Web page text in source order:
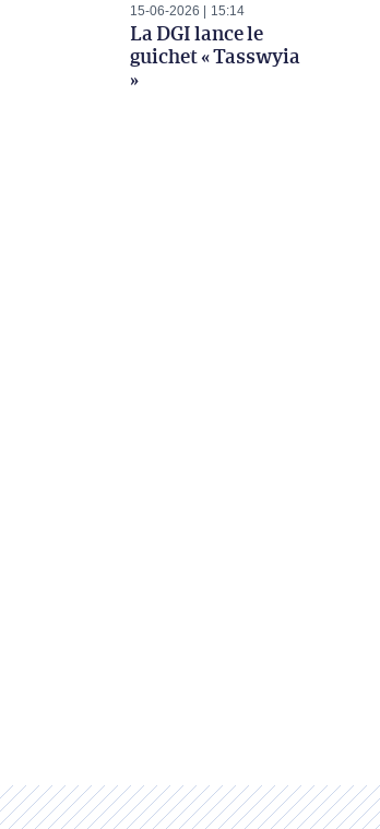
15-06-2026 15:14
La DGI lance le
guichet « Tasswyia
»